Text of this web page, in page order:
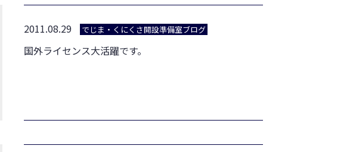
2011.08.29 でじま・くにくさ開設準備室ブログ
国外ライセンス大活躍です。